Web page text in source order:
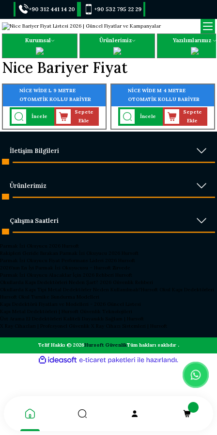
+90 312 441 14 20 +90 532 795 22 29
Kurumsal Ürünlerimiz Yazılımlarımız
Nice Bariyer Fiyat
NİCE WİDE L 9 METRE
OTOMATİK KOLLU BARİYER
SİSTEMİ (AKSESUARLI KİT)
İncele
Sepete
Ekle
NİCE WİDE M 4 METRE
OTOMATİK KOLLU BARİYER
SİSTEMİ (AKSESUARLI KİT)
İncele
Sepete
Ekle
İletişim Bilgileri
Ürünlerimiz
Çalışma Saatleri
Parmak İzi Okuyucu 2026 Hursoft
Rakipleri Geride Bırakan Parmak İzi Okuyucu 2026 Hursoft
Parmak İzi Okuyucu Fiyat Performans Lideri 2026 Hursoft
2026’nın En İyi Parmak İzi Okuyucusu – Hursoft Zirvede
Parmak İzi Okuyucu Alacaklar İçin 2026 Rehberi Hursoft
Okullarda Kapı Dedektörleri Neden Şart? 2026 Güvenlik Rehberi
Okullarda Kapı Tipi Metal Dedektörler Neden Kullanılmalı?Hursoft Okul Kapı Dedektörleri
Hursoft Okul Turnike Sundurma Modelleri
Kapı Dedektörü Fiyatları ve Modelleri - 2026 Güncel Listesi
Kapı Metal Dedektörleri | Hursoft Güvenlik Teknolojileri
Üst Arama El Dedektörleri Kaliteli Dayanıklı Sağlam | Hursoft
X Ray Cihazları | Profesyonel Güvenlik X Ray Cihazı Sistemleri | Hursoft
Telif Hakkı © 2026Hursoft GüvenlikTüm hakları saklıdır .
ideasoft
e-
hazırlandı.